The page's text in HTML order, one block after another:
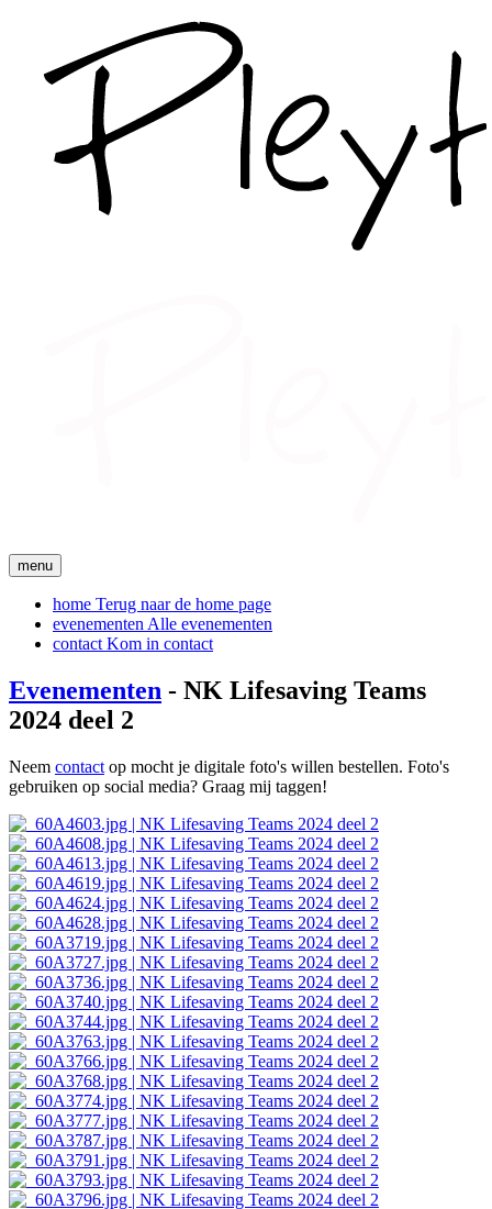
menu
home Terug naar de home page
evenementen Alle evenementen
contact Kom in contact
Evenementen - NK Lifesaving Teams
2024 deel 2
Neem contact op mocht je digitale foto's willen bestellen. Foto's
gebruiken op social media? Graag mij taggen!